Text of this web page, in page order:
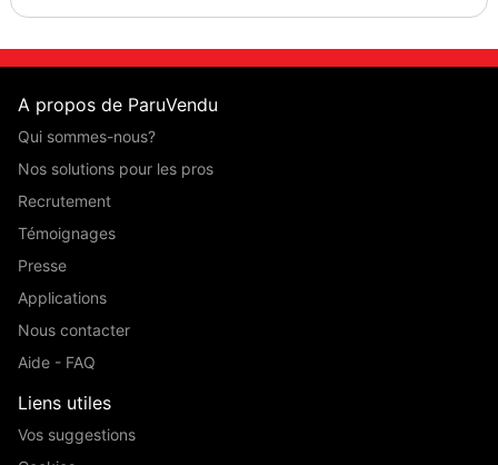
A propos de ParuVendu
Qui sommes-nous?
Nos solutions pour les pros
Recrutement
Témoignages
Presse
Applications
Nous contacter
Aide - FAQ
Liens utiles
Vos suggestions